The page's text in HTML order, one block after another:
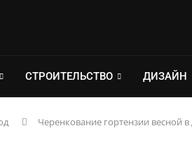
СТРОИТЕЛЬСТВО ДИЗАЙН
Черенкование гортензии весной